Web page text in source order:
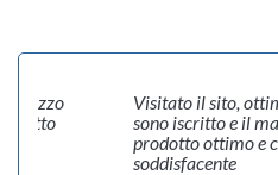
Prezzo
Visitato il sito,
sono iscritto e il
prodotto ottimo e
soddisfacente